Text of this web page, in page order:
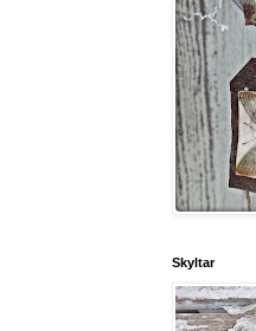
Skyltar